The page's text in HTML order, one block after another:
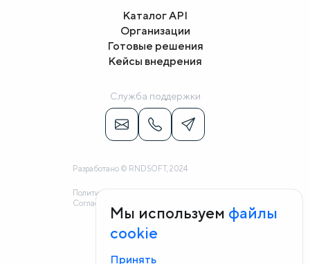
Каталог API
Организации
Готовые решения
Кейсы внедрения
Служба поддержки
Разработано © RNDSOFT, 2024
Политика конфиденциальности
Согласие на обработку персональных данных
Мы используем файлы
cookie
Принять